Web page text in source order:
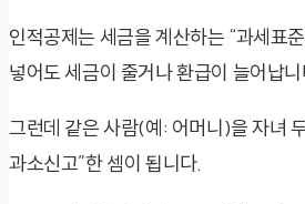
인적공제는 세금을 계산하는 “과세표
넣어도 세금이 줄거나 환급이 늘어납니
그런데 같은 사람(예: 어머니)을 자녀
과소신고”한 셈이 됩니다.